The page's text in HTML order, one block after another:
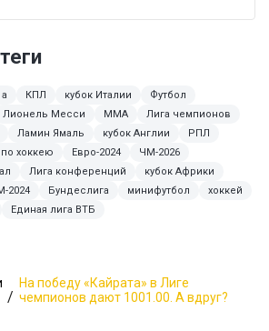
КПЛ кубок Италии
Футбол
Лионель Месси MMA
Лига чемпионов
Ламин Ямаль кубок Англии
РПЛ
по хоккею
Евро-2024
ЧМ-2026
Лига конференций
кубок Африки
2024 Бундеслига минифутбол
хоккей
Единая лига ВТБ
На победу «Кайрата» в Лиге
чемпионов дают 1001.00. А вдруг?